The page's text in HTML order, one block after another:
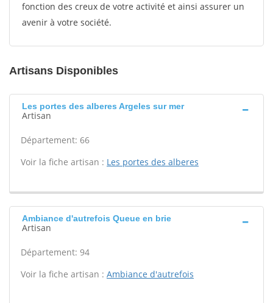
fonction des creux de votre activité et ainsi assurer un
avenir à votre société.
Artisans Disponibles
Les portes des alberes Argeles sur mer
Artisan
Département: 66
Voir la fiche artisan : Les portes des alberes
Ambiance d'autrefois Queue en brie
Artisan
Département: 94
Voir la fiche artisan : Ambiance d'autrefois